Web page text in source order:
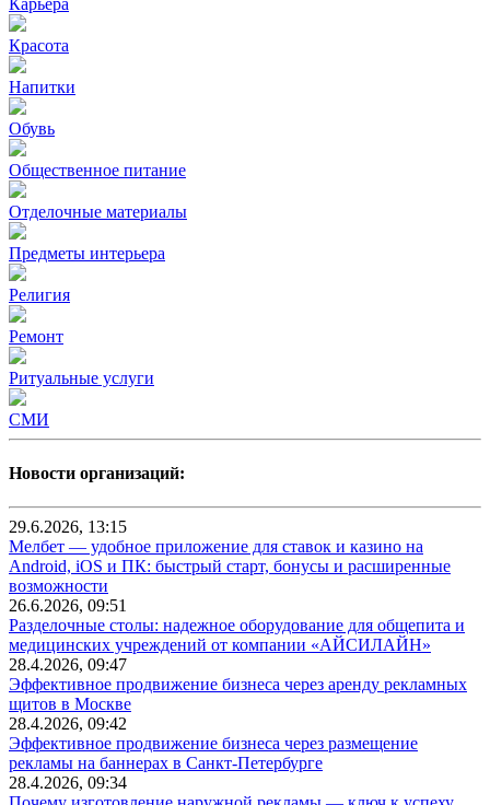
Красота
Напитки
Обувь
Общественное питание
Отделочные материалы
Предметы интерьера
Религия
Ремонт
Ритуальные услуги
СМИ
Новости организаций:
29.6.2026, 13:15
Мелбет — удобное приложение для ставок и казино на
Android, iOS и ПК: быстрый старт, бонусы и расширенные
возможности
26.6.2026, 09:51
Разделочные столы: надежное оборудование для общепита и
медицинских учреждений от компании «АЙСИЛАЙН»
28.4.2026, 09:47
Эффективное продвижение бизнеса через аренду рекламных
щитов в Москве
28.4.2026, 09:42
Эффективное продвижение бизнеса через размещение
рекламы на баннерах в Санкт-Петербурге
28.4.2026, 09:34